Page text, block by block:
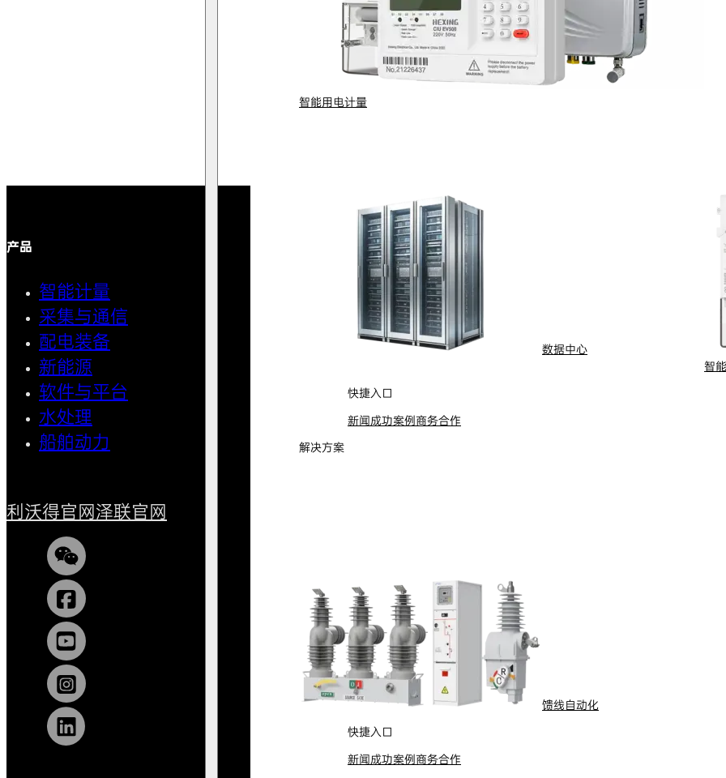
智能用电计量
数据中心
智
快捷入口
新闻成功案例商务合作
解决方案
馈线自动化
快捷入口
新闻成功案例商务合作
产品
智能计量
采集与通信
配电装备
新能源
软件与平台
水处理
船舶动力
智能用电计量
馈线自动化
中压微网
清洁用水
小型船舶电动推进系统
智慧水务
利沃得官网泽联官网